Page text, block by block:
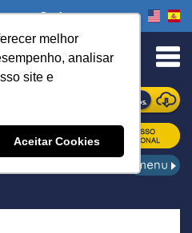
melhor
analisar
site e
Aceitar Cookies
Onde comprar
COMPRAR